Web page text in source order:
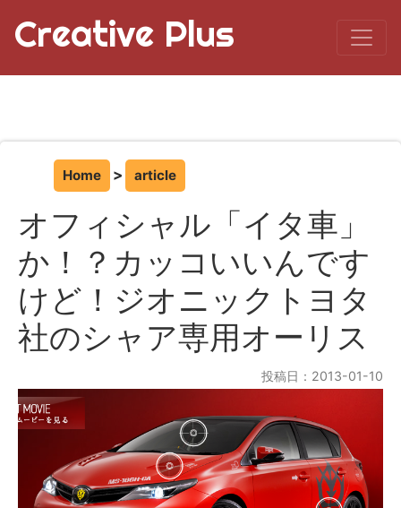
Creative Plus
Home article
オフィシャル「イタ車」
か！？カッコいいんです
けど！ジオニックトヨタ
社のシャア専用オーリス
投稿日：2013-01-10